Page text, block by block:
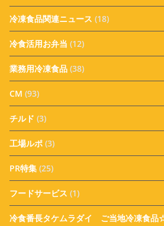
冷凍食品関連ニュース (18)
冷食活用お弁当 (12)
業務用冷凍食品 (38)
CM (93)
チルド (3)
工場ルポ (3)
PR特集 (25)
フードサービス (1)
冷食番長タケムラダイ ご当地冷凍食品